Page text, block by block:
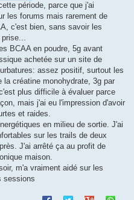
période, parce que j'ai
les forums mais rarement de
c'est bien, sans savoir les
BCAA en poudre, 5g avant
achetée sur un site de
assez positif, surtout les
créatine monohydrate, 3g par
plus difficile à évaluer parce
mais j'ai eu l'impression d'avoir
et raides.
en milieu de sortie. J'ai
sur les trails de deux
J'ai arrêté ça au profit de
maison.
m'a vraiment aidé sur les
sessions